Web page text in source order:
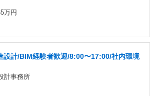
万円
設計/BIM経験者歓迎/8:00〜17:00/社内環境
計事務所